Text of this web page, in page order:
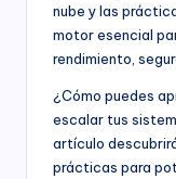
nube y las
motor esencial
rendimiento,
¿Cómo puedes
escalar tus
artículo
prácticas para